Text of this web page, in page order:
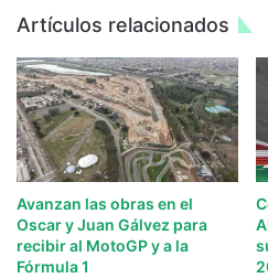
Artículos relacionados
Avanzan las obras en el
Oscar y Juan Gálvez para
recibir al MotoGP y a la
Fórmula 1